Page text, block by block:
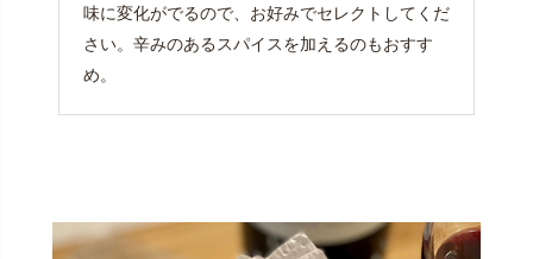
味に変化がでるので、お好みでセレクトしてくだ
さい。辛みのあるスパイスを加えるのもおすす
め。